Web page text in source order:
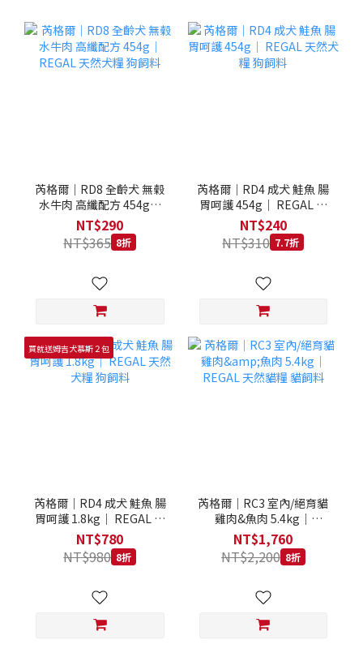
芮格爾｜RD8 全齡犬 無榖
水牛肉 高纖配方 454g｜
REGAL 天然犬糧 狗飼料
NT$290
NT$365 8折
芮格爾｜RD4 成犬 鮭魚 腸
胃呵護 454g｜ REGAL 天
然犬糧 狗飼料
NT$240
NT$310 7.7折
買就送姆吉犬慕斯２包
芮格爾｜RD4 成犬 鮭魚 腸
胃呵護 1.8kg｜ REGAL 天
然犬糧 狗飼料
NT$780
NT$980 8折
芮格爾｜RC3 室內/絕育貓
雞肉&魚肉 5.4kg｜
REGAL 天然貓糧 貓飼料
NT$1,760
NT$2,200 8折